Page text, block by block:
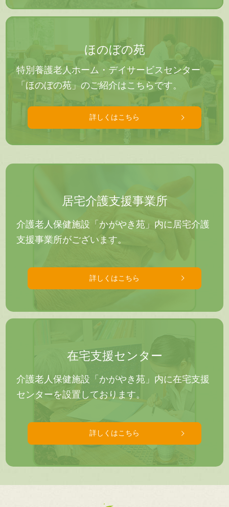
ほのぼの苑
特別養護老人ホーム・デイサービスセンター
「ほのぼの苑」のご紹介はこちらです。
詳しくはこちら
居宅介護支援事業所
介護老人保健施設「かがやき苑」内に居宅介護
支援事業所がございます。
詳しくはこちら
在宅支援センター
介護老人保健施設「かがやき苑」内に在宅支援
センターを設置しております。
詳しくはこちら